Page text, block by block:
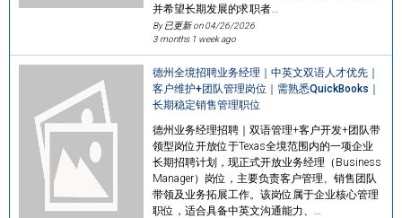
并希望长期发展的求职者…
By 已更新 on04/26/2026
3 months 1 week ago
德州全境招聘业务经理｜中英文双语人才优先｜
客户维护+团队管理岗位｜需熟悉QuickBooks｜
长期稳定销售管理职位
德州业务经理招聘｜双语管理+客户开发+团队带
领型岗位开放位于Texas全境范围内的一项企业
长期招聘计划，现正式开放业务经理（Business
Manager）岗位，主要负责客户管理、销售团队
带领及业务拓展工作。该岗位属于企业核心管理
职位，适合具备中英文沟通能力、…